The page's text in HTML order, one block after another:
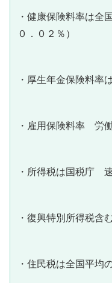
・健康保険料率は全
０．０２％）
・厚生年金保険料率
・雇用保険料率 労
・所得税は国税庁
・復興特別所得税含
・住民税は全国平均